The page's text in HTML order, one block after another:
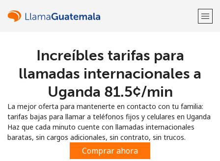
¡Bienvenido!
Regístrate con
Increíbles tarifas para
llamadas internacionales a
Uganda ⁦81.5¢⁩/min
La mejor oferta para mantenerte en contacto con tu familia:
tarifas bajas para llamar a teléfonos fijos y celulares en Uganda
Haz que cada minuto cuente con llamadas internacionales
baratas, sin cargos adicionales, sin contrato, sin trucos.
Comprar ahora